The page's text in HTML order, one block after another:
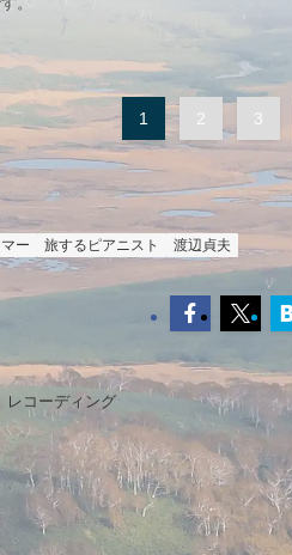
1 2 3
ー 旅するピアニスト 渡辺貞夫
レコーディング